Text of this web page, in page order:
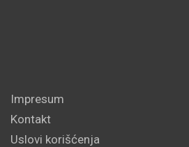
Impresum
Kontakt
Uslovi korišćenja